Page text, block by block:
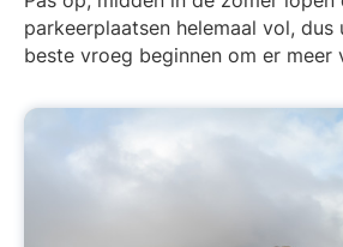
parkeerplaatsen helemaal vol,
beste vroeg beginnen om er meer